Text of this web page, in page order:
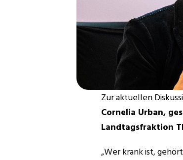
Zur aktuellen
Cornelia Urban,
Landtagsfraktion
„Wer krank ist,